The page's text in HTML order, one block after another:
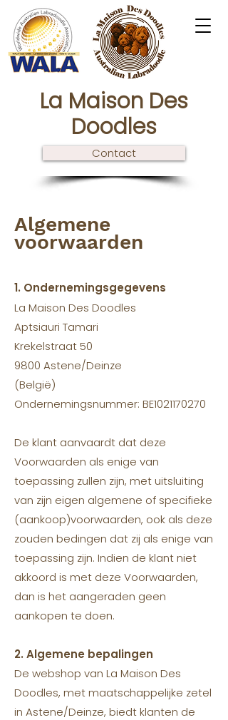
La Maison Des
Doodles
Contact
Algemene
voorwaarden
1. Ondernemingsgegevens
La Maison Des Doodles
Aptsiauri Tamari
Krekelstraat 50
9800 Astene/Deinze
(België)
Ondernemingsnummer: BE1021170270
De klant aanvaardt dat deze
Voorwaarden als enige van
toepassing zullen zijn, met uitsluiting
van zijn eigen algemene of specifieke
(aankoop)voorwaarden, ook als deze
zouden bedingen dat zij als enige van
toepassing zijn. Indien de klant niet
akkoord is met deze Voorwaarden,
dan is het aangeraden geen
aankopen te doen.
2. Algemene bepalingen
De webshop van La Maison Des
Doodles, met maatschappelijke zetel
in Astene/Deinze, biedt klanten de